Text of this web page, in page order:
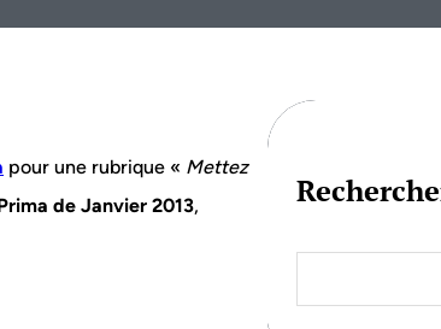
pour une rubrique « Mettez
de Janvier 2013,
a